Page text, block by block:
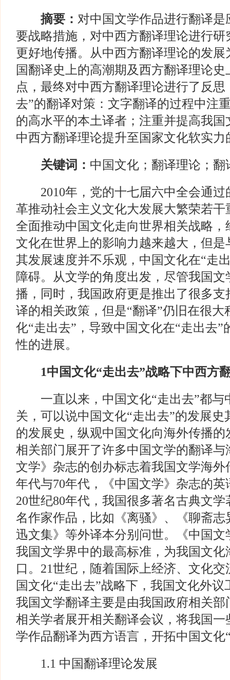
摘要： 对中国文学作品进行翻译是
要战略措施，对中西方翻译理论进行
更好地传播。从中西方翻译理论的发
国翻译史上的高潮期及西方翻译理论
点，最终对中西方翻译理论进行了反
去”的翻译对策：文字翻译的过程中注
的高水平的本土译者；注重并提高我
中西方翻译理论提升至国家文化软实
关键词： 中国文化；翻译理论；翻
2010年，党的十七届六中全会通过
革推动社会主义文化大发展大繁荣若
全面推动中国文化走向世界相关战略
文化在世界上的影响力越来越大，但
其发展速度并不乐观，中国文化在“走
障碍。从文学的角度出发，尽管我国
播，同时，我国政府更是推出了很多
译的相关政策，但是“翻译”仍旧在很
化“走出去”，导致中国文化在“走出去
性的进展。
1中国文化“走出去”战略下中西方
一直以来，中国文化“走出去”都与
关，可以说中国文化“走出去”的发展
的发展史，纵观中国文化向海外传播
相关部门展开了许多中国文学的翻译
文学》杂志的创办标志着我国文学海外
年代与70年代，《中国文学》杂志的
20世纪80年代，我国很多著名古典文
名作家作品，比如《离骚》、《聊斋志
迅文集》等外译本分别问世。《中国
我国文学界中的最高标准，为我国文
口。21世纪，随着国际上经济、文化
国文化“走出去”战略下，我国文化外
我国文学翻译主要是由我国政府相关
相关学者展开相关翻译会议，将我国
学作品翻译为西方语言，开拓中国文化
1.1 中国翻译理论发展